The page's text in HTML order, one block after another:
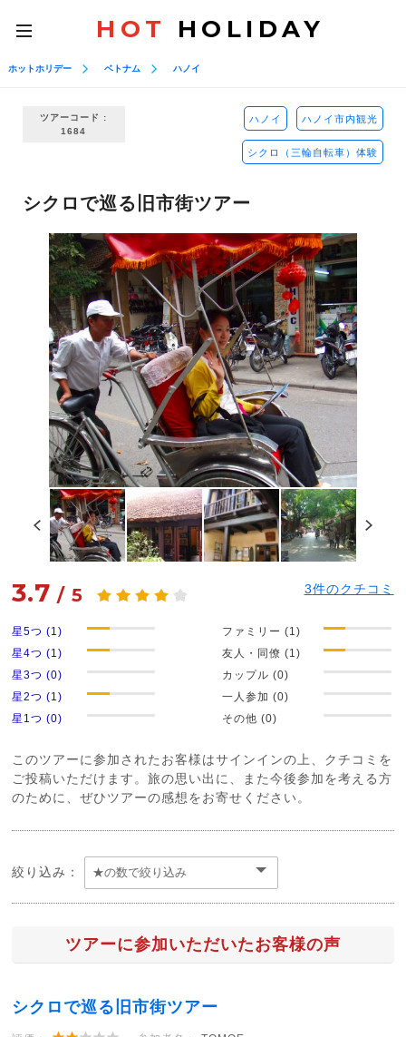
toggle
navigation
HOT HOLIDAY
ホットホリデー ベトナム ハノイ
ツアーコード :
1684
ハノイ ハノイ市内観光
シクロ（三輪自転車）体験
シクロで巡る旧市街ツアー
3.7 /5 3件のクチコミ
星5つ (1)
星4つ (1)
星3つ (0)
星2つ (1)
星1つ (0)
ファミリー (1)
友人・同僚 (1)
カップル (0)
一人参加 (0)
その他 (0)
このツアーに参加されたお客様はサインインの上、クチコミを
ご投稿いただけます。旅の思い出に、また今後参加を考える方
のために、ぜひツアーの感想をお寄せください。
絞り込み：
ツアーに参加いただいたお客様の声
シクロで巡る旧市街ツアー